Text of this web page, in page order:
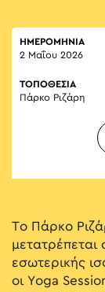
ΗΜΕΡΟΜΗΝΙΑ
2 Μαΐου 2026
ΤΟΠΟΘΕΣΙΑ
Πάρκο Ριζάρη
Το Πάρκο
μετατρέπεται
εσωτερικής
οι Yoga